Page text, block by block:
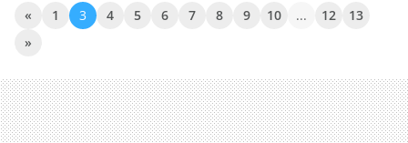
« 1 3 4 5 6 7 8 9 10 ... 12
13
»